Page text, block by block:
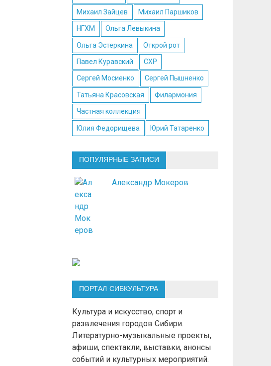
Михаил Зайцев Михаил Паршиков
НГХМ Ольга Левыкина
Ольга Эстеркина Открой рот
Павел Куравский СХР
Сергей Мосиенко Сергей Пышненко
Татьяна Красовская Филармония
Частная коллекция
Юлия Федорищева Юрий Татаренко
ПОПУЛЯРНЫЕ ЗАПИСИ
Александр Мокеров
ПОРТАЛ СИБКУЛЬТУРА
Культура и искусство, спорт и
развлечения городов Сибири.
Литературно-музыкальные проекты,
афиши, спектакли, выставки, анонсы
событий и культурных мероприятий.